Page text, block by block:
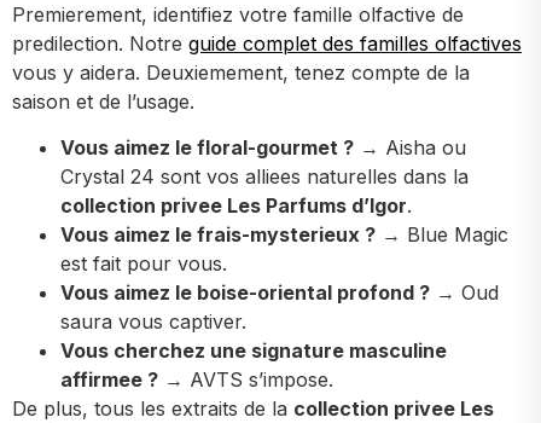
Premierement, identifiez votre famille olfactive de
predilection. Notre guide complet des familles olfactives
vous y aidera. Deuxiemement, tenez compte de la
saison et de l’usage.
Vous aimez le floral-gourmet ? → Aisha ou
Crystal 24 sont vos alliees naturelles dans la
collection privee Les Parfums d’Igor.
Vous aimez le frais-mysterieux ? → Blue Magic
est fait pour vous.
Vous aimez le boise-oriental profond ? → Oud
saura vous captiver.
Vous cherchez une signature masculine
affirmee ? → AVTS s’impose.
De plus, tous les extraits de la collection privee Les